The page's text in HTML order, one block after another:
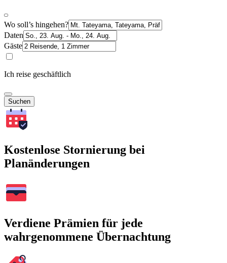
Wo soll’s hingehen?
Daten
Gäste
Ich reise geschäftlich
Suchen
Kostenlose Stornierung bei
Planänderungen
Verdiene Prämien für jede
wahrgenommene Übernachtung